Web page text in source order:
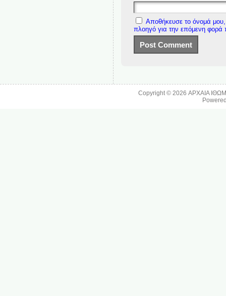
Αποθήκευσε το όνομά μου,
πλοηγό για την επόμενη
Copyright © 2026ΑΡΧΑΙΑ